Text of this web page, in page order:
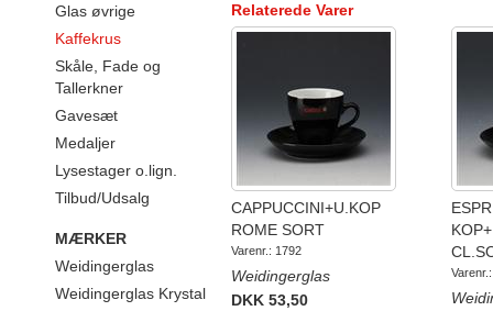
Glas øvrige
Kaffekrus
Skåle, Fade og
Tallerkner
Gavesæt
Medaljer
Lysestager o.lign.
Tilbud/Udsalg
MÆRKER
Weidingerglas
Weidingerglas Krystal
Relaterede Varer
CAPPUCCINI+U.KOP
ROME SORT
Varenr.: 1792
Weidingerglas
DKK 53,50